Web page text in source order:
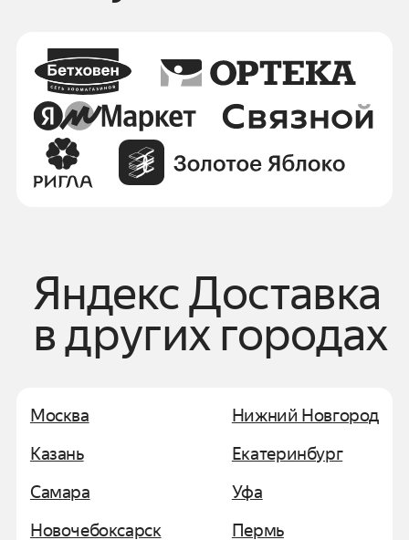
Яндекс Доставка
в других городах
Москва
Казань
Самара
Новочебоксарск
Нижний Новгород
Екатеринбург
Уфа
Пермь